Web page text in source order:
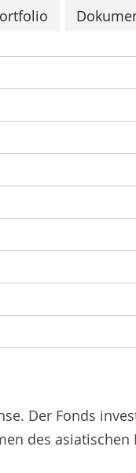
Der Fonds
des asiatischen